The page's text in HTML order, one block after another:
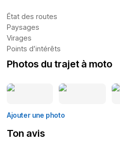
État des routes
Paysages
Virages
Points d’intérêts
Photos du trajet à moto
Ajouter une photo
Ton avis